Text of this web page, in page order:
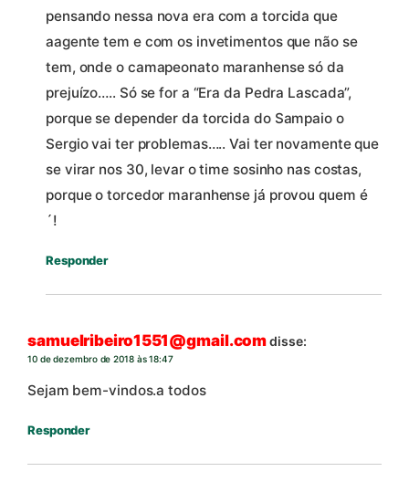
pensando nessa nova era com a torcida que
aagente tem e com os invetimentos que não se
tem, onde o camapeonato maranhense só da
prejuízo….. Só se for a “Era da Pedra Lascada”,
porque se depender da torcida do Sampaio o
Sergio vai ter problemas….. Vai ter novamente que
se virar nos 30, levar o time sosinho nas costas,
porque o torcedor maranhense já provou quem é
´!
Responder
samuelribeiro1551@gmail.comdisse:
10 de dezembro de 2018 às 18:47
Sejam bem-vindos.a todos
Responder